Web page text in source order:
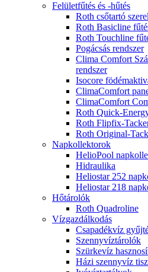
Felületfűtés és -hűtés
Roth csőtartó
Roth Basicline
Roth Touchline
Pogácsás rendszer
Clima Comfort
rendszer
Isocore
ClimaComfort
ClimaComfort
Roth Quick-
Roth Flipfix-
Roth Original-
Napkollektorok
HelioPool
Hidraulika
Heliostar 252
Heliostar 218
Hőtárolók
Roth Quadroline
Vízgazdálkodás
Csapadékvíz
Szennyvíztárolók
Szürkevíz
Házi szennyvíz